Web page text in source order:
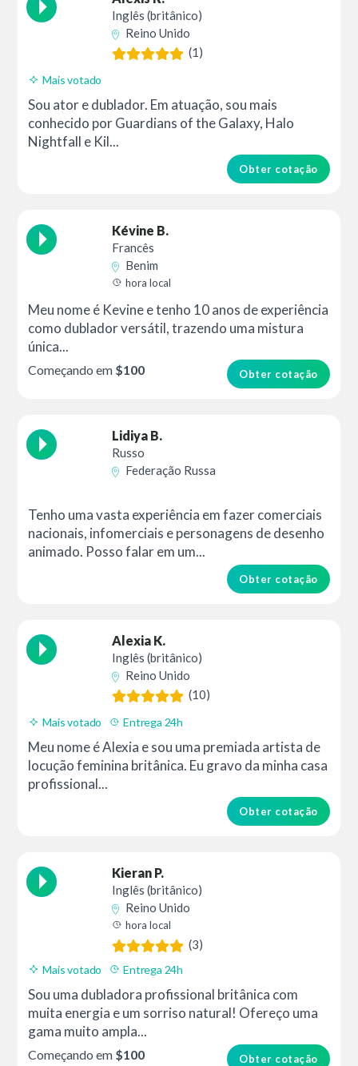
Inglês (britânico)
Reino Unido
(1)
Mais votado
Sou ator e dublador. Em atuação, sou mais
conhecido por Guardians of the Galaxy, Halo
Nightfall e Kil...
Obter cotação
Kévine B.
Francês
Benim
hora local
Meu nome é Kevine e tenho 10 anos de experiência
como dublador versátil, trazendo uma mistura
única...
Obter cotação
Começando em $100
Lidiya B.
Russo
Federação Russa
Tenho uma vasta experiência em fazer comerciais
nacionais, infomerciais e personagens de desenho
animado. Posso falar em um...
Obter cotação
Alexia K.
Inglês (britânico)
Reino Unido
(10)
Mais votado Entrega 24h
Meu nome é Alexia e sou uma premiada artista de
locução feminina britânica. Eu gravo da minha casa
profissional...
Obter cotação
Kieran P.
Inglês (britânico)
Reino Unido
hora local
(3)
Mais votado Entrega 24h
Sou uma dubladora profissional britânica com
muita energia e um sorriso natural! Ofereço uma
gama muito ampla...
Obter cotação
Começando em $100